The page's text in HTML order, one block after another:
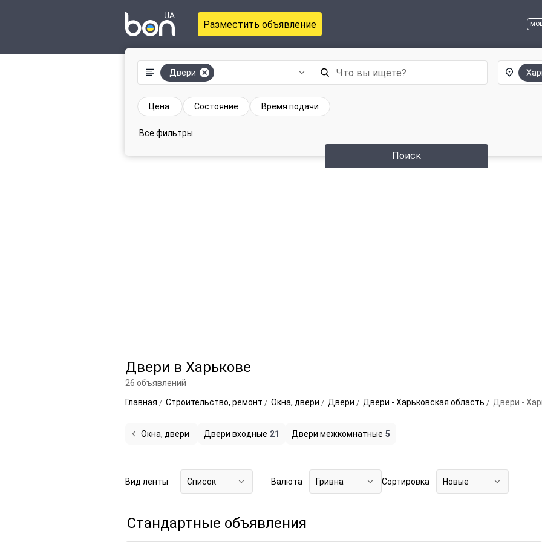
Разместить объявление
Двери
Поиск
Цена Состояние Время подачи
Все фильтры
Двери в Харькове
26 объявлений
Главная
Строительство, ремонт Окна, двери Двери Двери - Харьковская область Двери -
Окна, двери Двери входные 21 Двери межкомнатные 5
Вид ленты Список Валюта Гривна Сортировка Новые
Стандартные объявления